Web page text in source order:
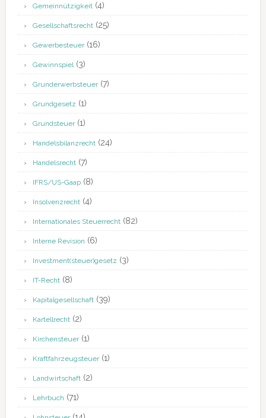
Gemeinnützigkeit(4)
Gesellschaftsrecht(25)
Gewerbesteuer(16)
Gewinnspiel(3)
Grunderwerbsteuer(7)
Grundgesetz (1)
Grundsteuer(1)
Handelsbilanzrecht(24)
Handelsrecht(7)
IFRS/US-Gaap(8)
Insolvenzrecht(4)
Internationales Steuerrecht(82)
Interne Revision (6)
Investment(steuer)gesetz (3)
IT-Recht(8)
Kapitalgesellschaft(39)
Kartellrecht(2)
Kirchensteuer(1)
Kraftfahrzeugsteuer(1)
Landwirtschaft(2)
Lehrbuch (71)